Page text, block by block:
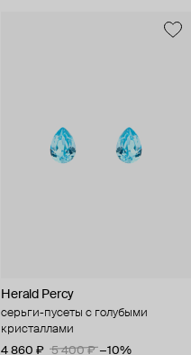
Herald Percy
серьги-пусеты с голубыми
кристаллами
4 860 ₽
5 400 ₽ −10%